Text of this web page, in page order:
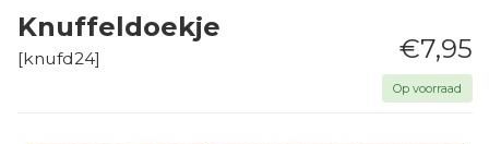
€7,95
Op voorraad
Knuffeldoekje
[knufd24]